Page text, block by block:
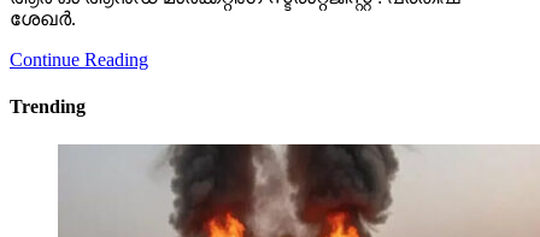
ശേഖർ.
Continue Reading
Trending